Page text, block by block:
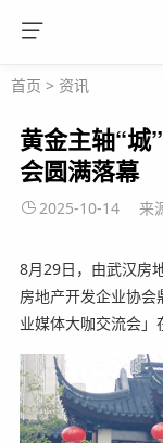
首页 > 资讯
黄金主轴“城
会圆满落幕
2025-10-14 来
8月29日，由武汉房
房地产开发企业协会
业媒体大咖交流会」